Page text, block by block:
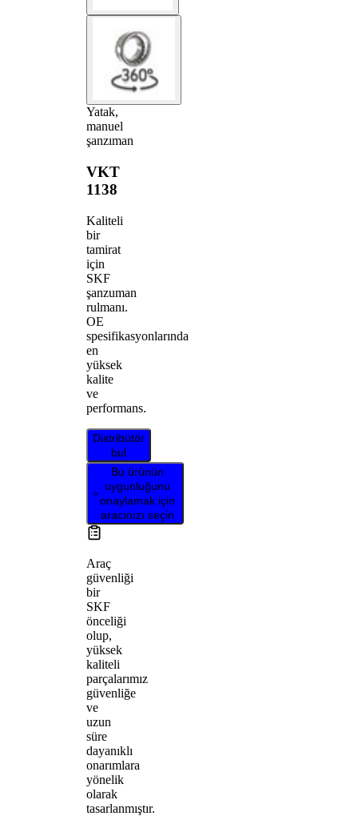
Yatak,
manuel
şanzıman
VKT
1138
Kaliteli
bir
tamirat
için
SKF
şanzuman
rulmanı.
OE
spesifikasyonlarında
en
yüksek
kalite
ve
performans.
Distribütör
bul
Bu ürünün
uygunluğunu
onaylamak için
aracınızı seçin
Araç
güvenliği
bir
SKF
önceliği
olup,
yüksek
kaliteli
parçalarımız
güvenliğe
ve
uzun
süre
dayanıklı
onarımlara
yönelik
olarak
tasarlanmıştır.